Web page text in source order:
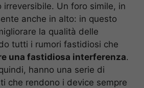
irreversibile. Un foro simile, in
anche in alto: in questo
la qualità delle
tutti i rumori fastidiosi che
una fastidiosa interferenza.
hanno una serie di
che rendono i device sempre